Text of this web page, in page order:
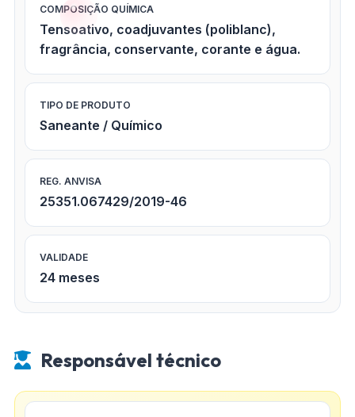
COMPOSIÇÃO QUÍMICA
Tensoativo, coadjuvantes (poliblanc),
fragrância, conservante, corante e água.
TIPO DE PRODUTO
Saneante / Químico
REG. ANVISA
25351.067429/2019-46
VALIDADE
24 meses
Responsável técnico